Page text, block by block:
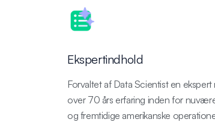
Ekspertindhold
Forvaltet af Data Scientist en ekspert
over 70 års erfaring inden for
og fremtidige amerikanske